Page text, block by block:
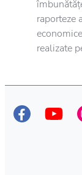
raporteze
realizate